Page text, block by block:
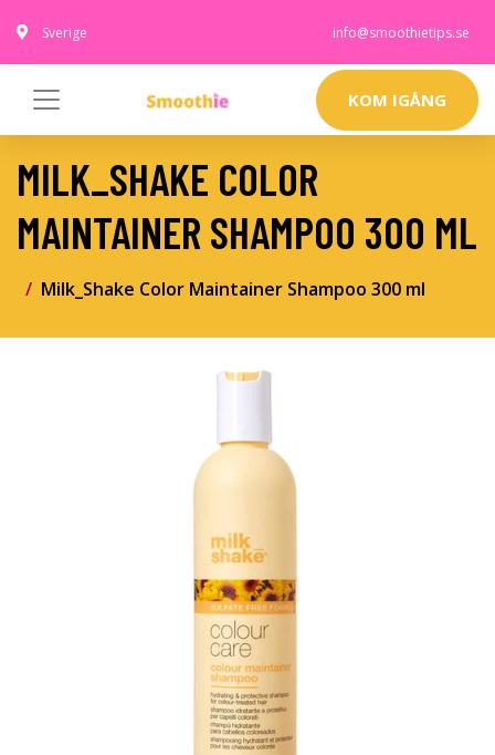
Sverige info@smoothietips.se
KOM IGÅNG
MILK_SHAKE COLOR
MAINTAINER SHAMPOO 300 ML
Milk_Shake Color Maintainer Shampoo 300 ml